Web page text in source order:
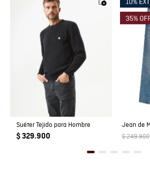
Suéter Tejido para Hombre
$ 329.900 $ 249.900